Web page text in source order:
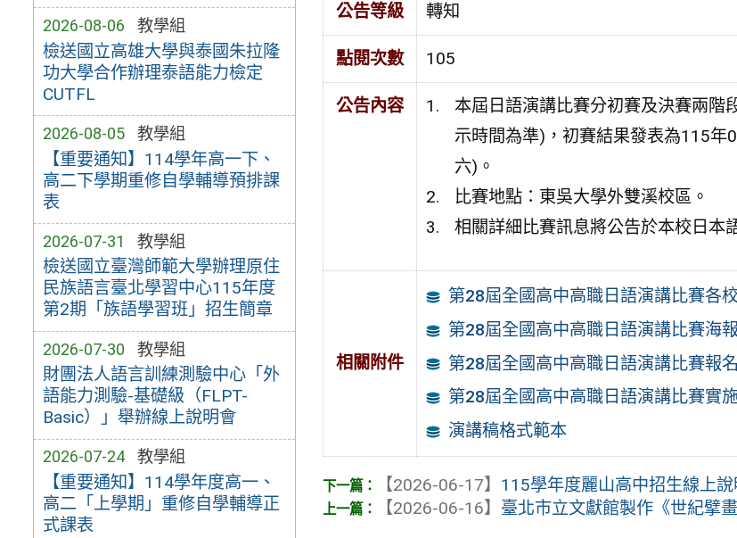
2026-08-06 教學組
檢送國立高雄大學與泰國朱拉隆
功大學合作辦理泰語能力檢定
CUTFL
2026-08-05 教學組
【重要通知】114學年高一下、
高二下學期重修自學輔導預排課
表
2026-07-31 教學組
檢送國立臺灣師範大學辦理原住
民族語言臺北學習中心115年度
第2期「族語學習班」招生簡章
2026-07-30 教學組
財團法人語言訓練測驗中心「外
語能力測驗-基礎級（FLPT-
Basic）」舉辦線上說明會
2026-07-24 教學組
【重要通知】114學年度高一、
高二「上學期」重修自學輔導正
式課表
公告等級 轉知
點閱次數 105
公告內容
本屆日語演講比賽分初賽及決賽兩階
示時間為準)，初賽結果發表為115
六)。
比賽地點：東吳大學外雙溪校區。
相關詳細比賽訊息將公告於本校日本
相關附件
第28屆全國高中高職日語演講比賽各
第28屆全國高中高職日語演講比賽海報
第28屆全國高中高職日語演講比賽報
第28屆全國高中高職日語演講比賽實
演講稿格式範本
【2026-06-17】 115學年度麗山高中招生線上
【2026-06-16】 臺北市立文獻館製作《世紀擘